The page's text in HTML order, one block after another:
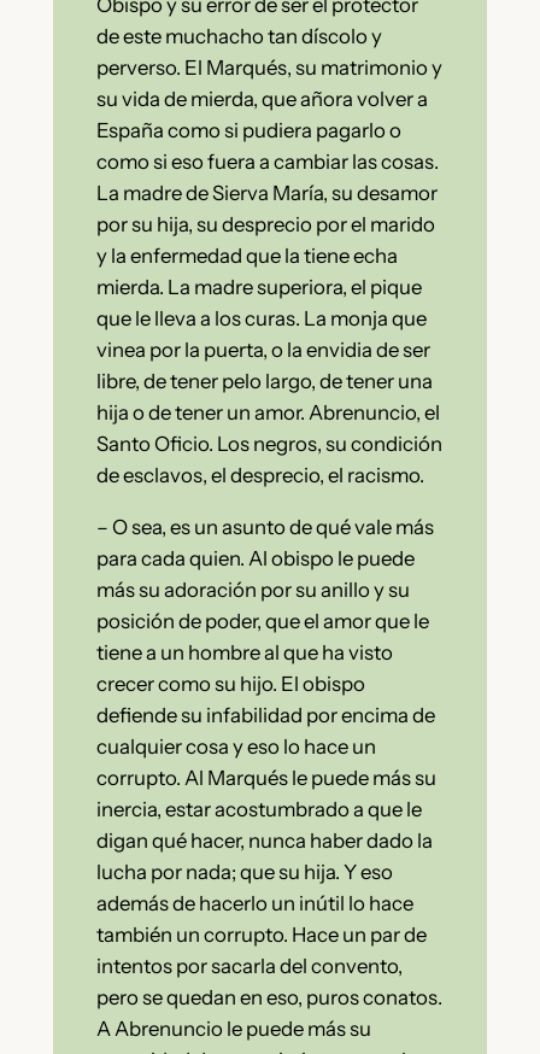
Obispo y su error de ser el protector
de este muchacho tan díscolo y
perverso. El Marqués, su matrimonio y
su vida de mierda, que añora volver a
España como si pudiera pagarlo o
como si eso fuera a cambiar las cosas.
La madre de Sierva María, su desamor
por su hija, su desprecio por el marido
y la enfermedad que la tiene echa
mierda. La madre superiora, el pique
que le lleva a los curas. La monja que
vinea por la puerta, o la envidia de ser
libre, de tener pelo largo, de tener una
hija o de tener un amor. Abrenuncio, el
Santo Oficio. Los negros, su condición
de esclavos, el desprecio, el racismo.
– O sea, es un asunto de qué vale más
para cada quien. Al obispo le puede
más su adoración por su anillo y su
posición de poder, que el amor que le
tiene a un hombre al que ha visto
crecer como su hijo. El obispo
defiende su infabilidad por encima de
cualquier cosa y eso lo hace un
corrupto. Al Marqués le puede más su
inercia, estar acostumbrado a que le
digan qué hacer, nunca haber dado la
lucha por nada; que su hija. Y eso
además de hacerlo un inútil lo hace
también un corrupto. Hace un par de
intentos por sacarla del convento,
pero se quedan en eso, puros conatos.
A Abrenuncio le puede más su